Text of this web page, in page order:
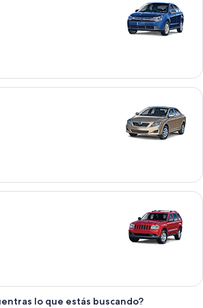
lo que estás buscando?